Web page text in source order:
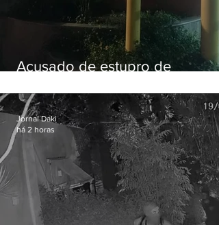
Acusado de estupro de
Jornal Daki
há 2 horas